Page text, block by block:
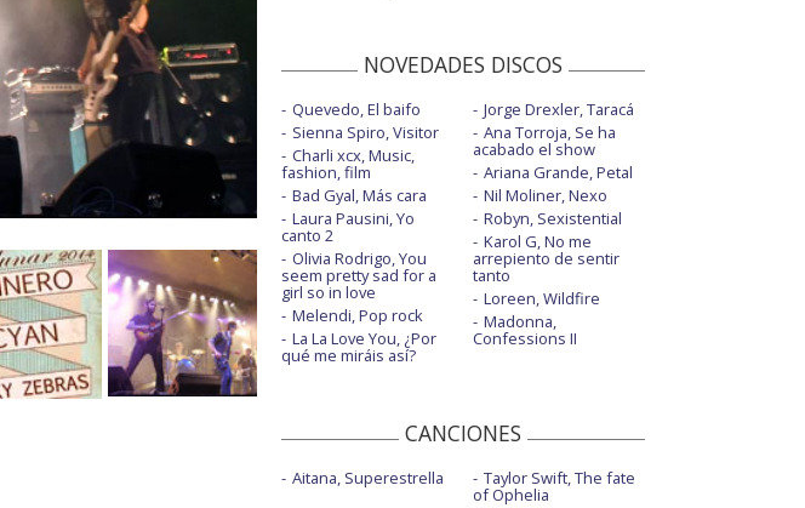
NOVEDADES DISCOS
Quevedo, El baifo
Sienna Spiro, Visitor
Charli xcx, Music,
fashion, film
Bad Gyal, Más cara
Laura Pausini, Yo
canto 2
Olivia Rodrigo, You
seem pretty sad for a
girl so in love
Melendi, Pop rock
La La Love You, ¿Por
qué me miráis así?
Jorge Drexler, Taracá
Ana Torroja, Se ha
acabado el show
Ariana Grande, Petal
Nil Moliner, Nexo
Robyn, Sexistential
Karol G, No me
arrepiento de sentir
tanto
Loreen, Wildfire
Madonna,
Confessions II
CANCIONES
Aitana, Superestrella Taylor Swift, The fate
of Ophelia